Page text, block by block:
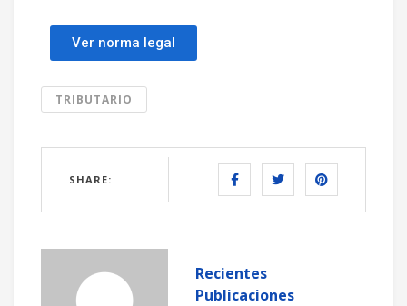
Ver norma legal
TRIBUTARIO
SHARE:
Recientes
Publicaciones